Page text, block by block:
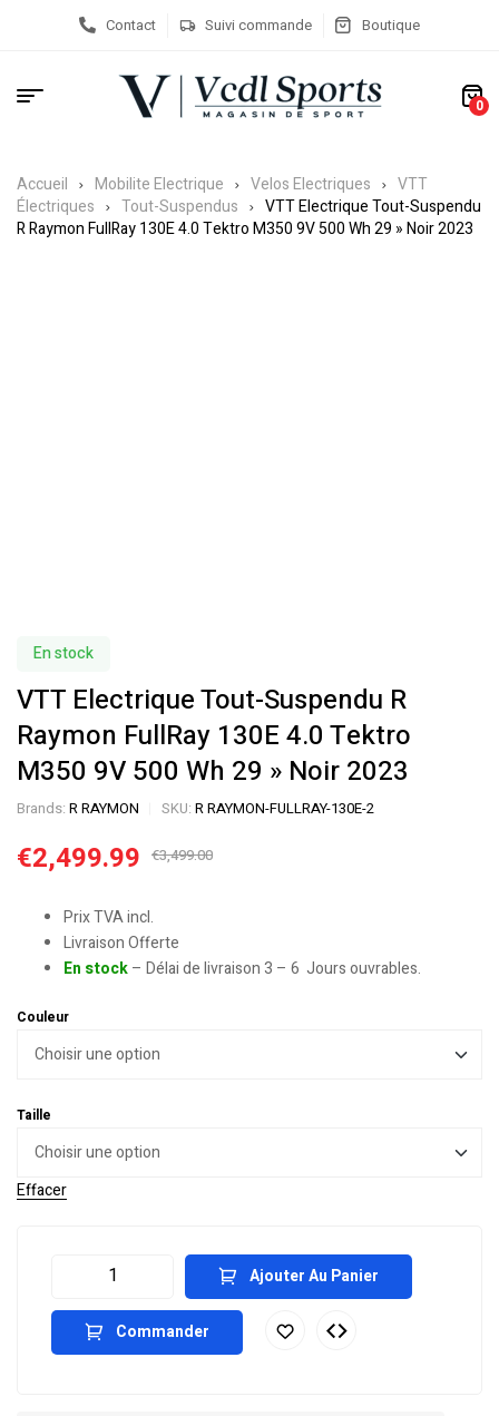
Contact Suivi commande Boutique
0
Accueil Mobilite Electrique Velos Electriques
VTT
Électriques
Tout-Suspendus
VTT Electrique Tout-Suspendu
R Raymon FullRay 130E 4.0 Tektro M350 9V 500 Wh 29 » Noir 2023
En stock
VTT Electrique Tout-Suspendu R
Raymon FullRay 130E 4.0 Tektro
M350 9V 500 Wh 29 » Noir 2023
Brands: R RAYMON SKU: R RAYMON-FULLRAY-130E-2
€3,499.00
€2,499.99
Prix TVA incl.
Livraison Offerte
En stock– Délai de livraison 3 – 6 Jours ouvrables.
Couleur
Taille
Effacer
Ajouter Au Panier
Commander